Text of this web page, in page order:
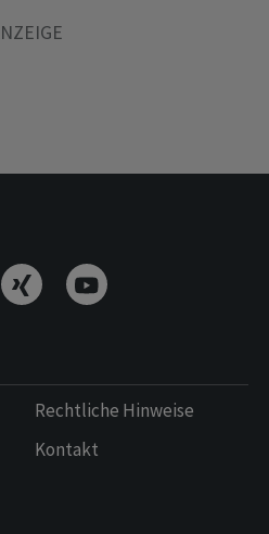
Rechtliche Hinweise
Kontakt